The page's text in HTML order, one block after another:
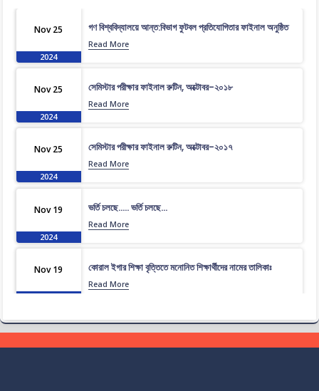
Nov 25
2024
গণ বিশ্ববিদ্যালয়ে আন্ত:বিভাগ ফুটবল প্রতিযোগিতার ফাইনাল অনুষ্ঠিত
Read More
Nov 25
2024
সেমিস্টার পরীক্ষার ফাইনাল রুটিন, অক্টোবর-২০১৮
Read More
Nov 25
2024
সেমিস্টার পরীক্ষার ফাইনাল রুটিন, অক্টোবর-২০১৭
Read More
Nov 19
2024
ভর্তি চলছে….. ভর্তি চলছে…
Read More
Nov 19
2024
কোরাল ইগার শিক্ষা বৃত্তিতে মনোনিত শিক্ষার্থীদের নামের তালিকাঃ
Read More
ধূমপান, পান সেবন করা ও মাদক সেবন করা সম্পূর্ণ নিষিদ্ধ।